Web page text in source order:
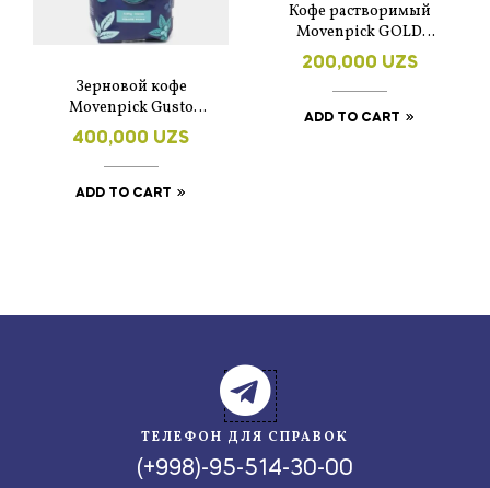
Зерновой кофе
Movenpick Gusto
Italiano 1 кг.
400,000 UZS
ADD TO CART
Кофе растворимый
Movenpick GOLD
Intense 200 гр.
200,000 UZS
ADD TO CART
ТЕЛЕФОН ДЛЯ СПРАВОК
(+998)-95-514-30-00